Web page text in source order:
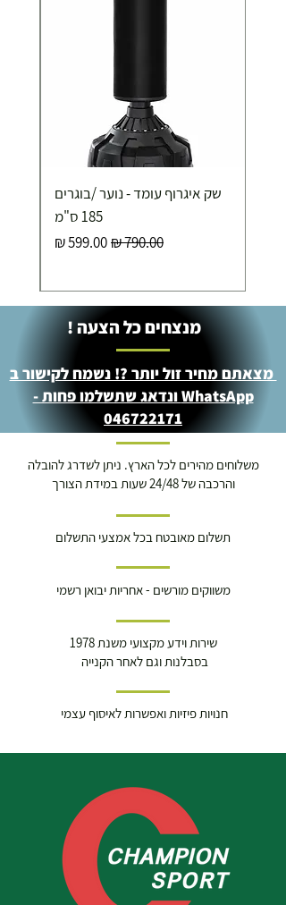
שק איגרוף עומד - נוער /בוגרים
185 ס"מ
מחיר רגילמחיר מבצע
מנצחים כל הצעה !
מצאתם מחיר זול יותר ?! נשמח לקישור ב
WhatsApp ונדאג שתשלמו פחות -
046722171
משלוחים מהירים לכל הארץ. ניתן לשדרג להובלה
והרכבה של 24/48 שעות במידת הצורך
תשלום מאובטח בכל אמצעי התשלום
משווקים מורשים - אחריות יבואן רשמי
שירות וידע מקצועי משנת 1978
בסבלנות וגם לאחר הקנייה
חנויות פיזיות ואפשרות לאיסוף עצמי